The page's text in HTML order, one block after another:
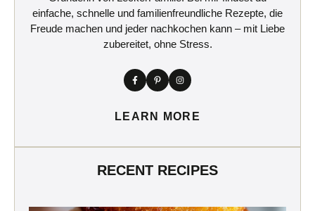
einfache, schnelle und familienfreundliche Rezepte, die
Freude machen und jeder nachkochen kann – mit Liebe
zubereitet, ohne Stress.
LEARN MORE
RECENT RECIPES